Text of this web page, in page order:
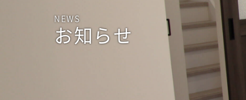
NEWS
お知らせ